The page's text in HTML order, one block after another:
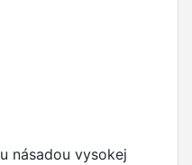
násadou vysokej